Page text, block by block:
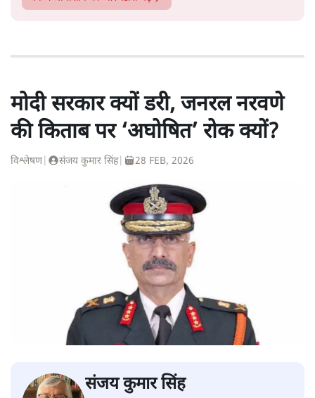
मोदी सरकार क्यों डरी, जनरल नरवणे
की किताब पर ‘अघोषित’ रोक क्यों?
विश्लेषण| संजय कुमार सिंह| 28 FEB, 2026
संजय कुमार सिंह